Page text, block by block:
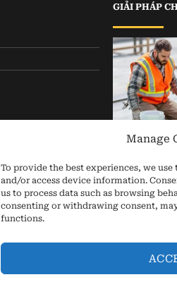
Manage
To provide the best experiences, we
and/or access device information.
us to process data such as browsing
consenting or withdrawing consent,
functions.
GIẢI PHÁP